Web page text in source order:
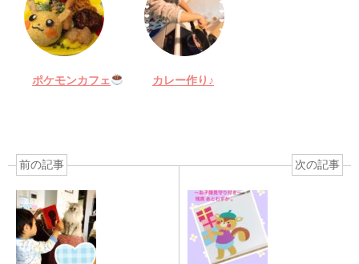
ポケモンカフェ カレー作り♪
前の記事 次の記事